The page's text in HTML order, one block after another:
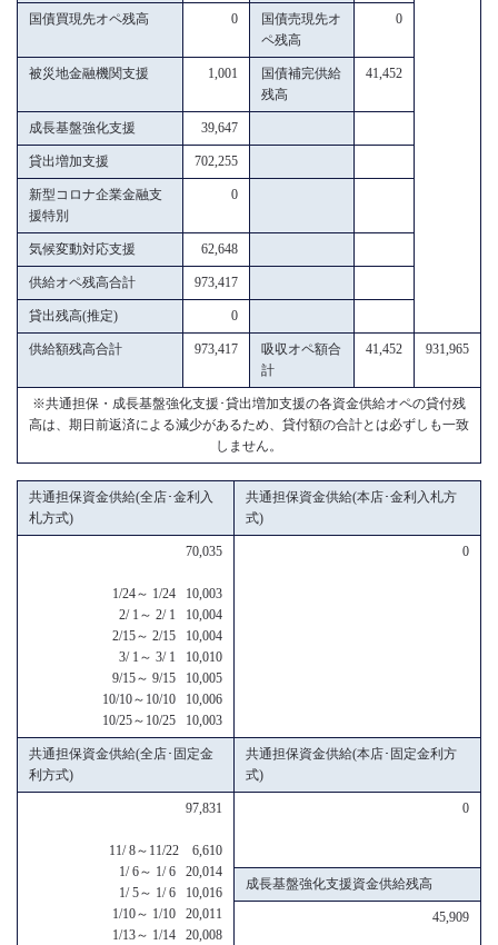
国債買現先オペ残高 0
国債売現先オ
ペ残高
0
被災地金融機関支援 1,001
国債補完供給
残高
41,452
成長基盤強化支援 39,647
貸出増加支援 702,255
新型コロナ企業金融支
援特別
0
気候変動対応支援 62,648
供給オペ残高合計 973,417
貸出残高(推定) 0
供給額残高合計 973,417
吸収オペ額合
計
41,452 931,965
※共通担保・成長基盤強化支援･貸出増加支援の各資金供給オペの貸付残
高は、期日前返済による減少があるため、貸付額の合計とは必ずしも一致
しません。
共通担保資金供給(全店･金利入
札方式)
共通担保資金供給(本店･金利入札方
式)
70,035
1/24～ 1/24 10,003
2/ 1～ 2/ 1 10,004
2/15～ 2/15 10,004
3/ 1～ 3/ 1 10,010
9/15～ 9/15 10,005
10/10～10/10 10,006
10/25～10/25 10,003
0
共通担保資金供給(全店･固定金
利方式)
共通担保資金供給(本店･固定金利方
式)
97,831
11/ 8～11/22 6,610
1/ 6～ 1/ 6 20,014
1/ 5～ 1/ 6 10,016
1/10～ 1/10 20,011
1/13～ 1/14 20,008
0
成長基盤強化支援資金供給残高
45,909